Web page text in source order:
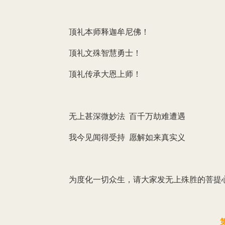
顶礼本师释迦牟尼佛！
顶礼文殊智慧勇士！
顶礼传承大恩上师！
无上甚深微妙法 百千万劫难遭遇
我今见闻得受持 愿解如来真实义
为度化一切众生，请大家发无上殊胜的菩提